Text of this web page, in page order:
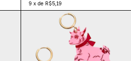
9 x de R$5,19